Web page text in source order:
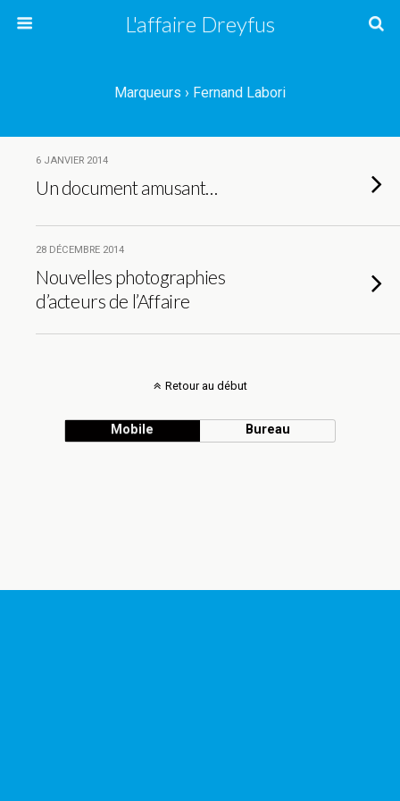
L'affaire Dreyfus
Marqueurs › Fernand Labori
6 JANVIER 2014
Un document amusant…
28 DÉCEMBRE 2014
Nouvelles photographies
d’acteurs de l’Affaire
Retour au début
Mobile Bureau